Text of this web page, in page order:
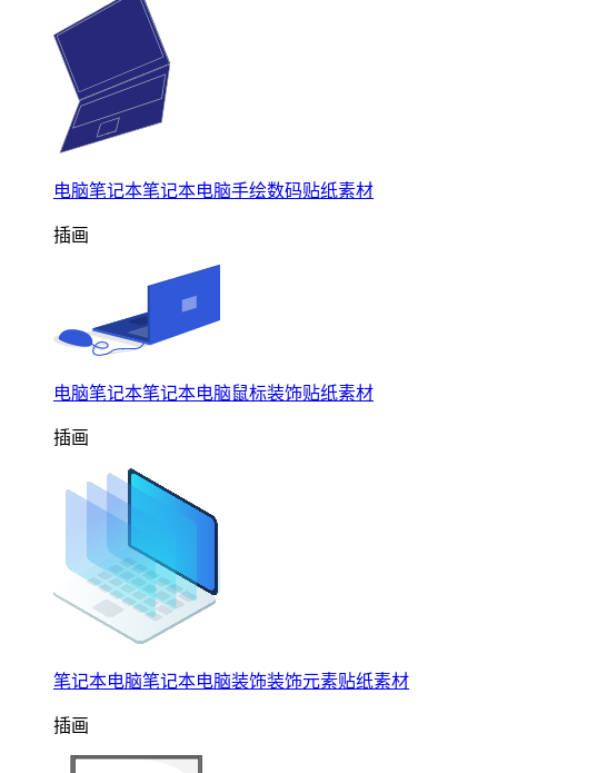
电脑笔记本笔记本电脑手绘数码贴纸素材
插画
电脑笔记本笔记本电脑鼠标装饰贴纸素材
插画
笔记本电脑笔记本电脑装饰装饰元素贴纸素材
插画